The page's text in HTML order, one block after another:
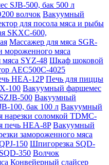
SJB-500, бак 500 л
волчок Вакуумный
для посола мяса и рыбы
SKXC-600,
Массажер для мяса SGR-
мороженного мяса
мяса SYZ-48 Шкаф шоковой
AEC500C-4025
HEA-12P Печь для пиццы
100 Вакуумный фаршемес
500 Вакуумный
100, бак 100 л Вакуумный
нарезки соломкой TDMC-
печь HEA-8P Вакуумный
замороженного мяса
150 Шпигорезка SQD-
350 Волчок
Конвейерный слайсер